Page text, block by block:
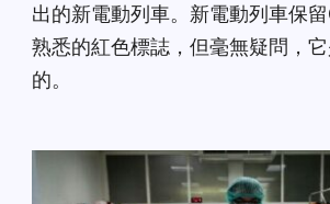
出的新電動列車。新電動列車保
熟悉的紅色標誌，但毫無疑問，
的。